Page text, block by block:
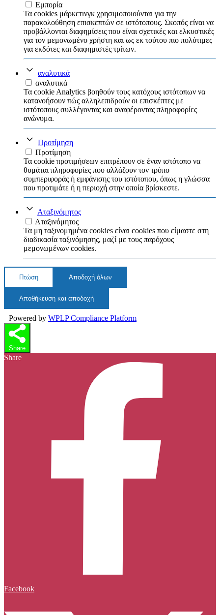
Εμπορία
Τα cookies μάρκετινγκ χρησιμοποιούνται για την
παρακολούθηση επισκεπτών σε ιστότοπους. Σκοπός είναι να
προβάλλονται διαφημίσεις που είναι σχετικές και ελκυστικές
για τον μεμονωμένο χρήστη και ως εκ τούτου πιο πολύτιμες
για εκδότες και διαφημιστές τρίτων.
αναλυτικά
αναλυτικά
Τα cookie Analytics βοηθούν τους κατόχους ιστότοπων να
κατανοήσουν πώς αλληλεπιδρούν οι επισκέπτες με
ιστότοπους συλλέγοντας και αναφέροντας πληροφορίες
ανώνυμα.
Προτίμηση
Προτίμηση
Τα cookie προτιμήσεων επιτρέπουν σε έναν ιστότοπο να
θυμάται πληροφορίες που αλλάζουν τον τρόπο
συμπεριφοράς ή εμφάνισης του ιστότοπου, όπως η γλώσσα
που προτιμάτε ή η περιοχή στην οποία βρίσκεστε.
Αταξινόμητος
Αταξινόμητος
Τα μη ταξινομημένα cookies είναι cookies που είμαστε στη
διαδικασία ταξινόμησης, μαζί με τους παρόχους
μεμονωμένων cookies.
Πτώση Αποδοχή όλων
Αποθήκευση και αποδοχή
Powered by WPLP Compliance Platform
Share
Share
Facebook